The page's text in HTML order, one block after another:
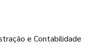
e Contabilidade